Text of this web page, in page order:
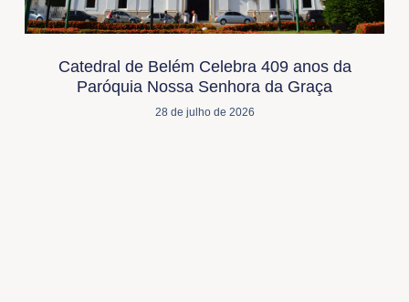
Catedral de Belém Celebra 409 anos da
Paróquia Nossa Senhora da Graça
28 de julho de 2026